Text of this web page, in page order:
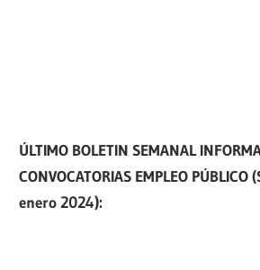
ÚLTIMO BOLETIN SEMANAL
CONVOCATORIAS EMPLEO
enero2024):